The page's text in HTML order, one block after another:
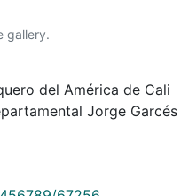
gallery.
del América de Cali
Jorge Garcés